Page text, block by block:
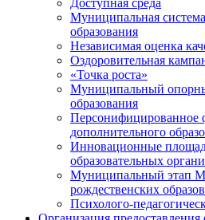
Доступная среда
Муниципальная
образования
Независимая оценка
Оздоровительная
«Точка роста»
Муниципальный
образования
Персонифицированное
дополнительного
Инновационные
образовательных
Муниципальный этап
рождественских
Психолого-